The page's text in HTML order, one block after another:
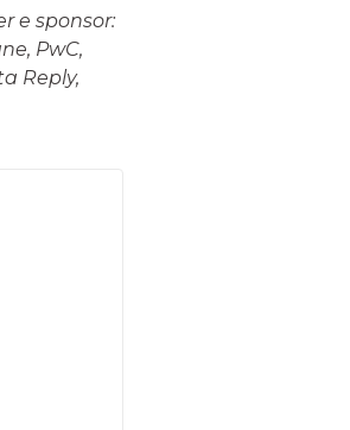
e sponsor:
PwC,
Reply,